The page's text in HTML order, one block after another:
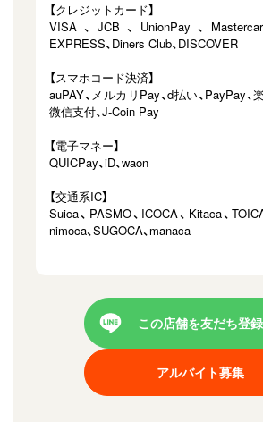
【クレジットカード】
VISA、JCB、UnionPay、
EXPRESS、Diners Club、DISCOVER
【スマホコード決済】
auPAY、メルカリPay、d払い、PayPay、
微信支付、J-Coin Pay
【電子マネー】
QUICPay、iD、waon
【交通系IC】
Suica、PASMO、ICOCA、Kitaca、
nimoca、SUGOCA、manaca
この店舗を友だち登録
アルバイト募集